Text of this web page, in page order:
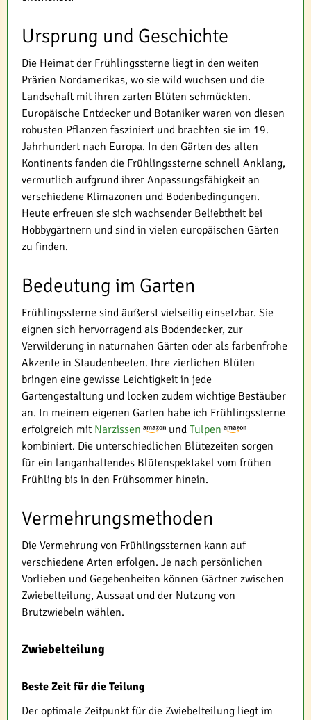
Ursprung und Geschichte
Die Heimat der Frühlingssterne liegt in den weiten
Prärien Nordamerikas, wo sie wild wuchsen und die
Landschaft mit ihren zarten Blüten schmückten.
Europäische Entdecker und Botaniker waren von diesen
robusten Pflanzen fasziniert und brachten sie im 19.
Jahrhundert nach Europa. In den Gärten des alten
Kontinents fanden die Frühlingssterne schnell Anklang,
vermutlich aufgrund ihrer Anpassungsfähigkeit an
verschiedene Klimazonen und Bodenbedingungen.
Heute erfreuen sie sich wachsender Beliebtheit bei
Hobbygärtnern und sind in vielen europäischen Gärten
zu finden.
Bedeutung im Garten
Frühlingssterne sind äußerst vielseitig einsetzbar. Sie
eignen sich hervorragend als Bodendecker, zur
Verwilderung in naturnahen Gärten oder als farbenfrohe
Akzente in Staudenbeeten. Ihre zierlichen Blüten
bringen eine gewisse Leichtigkeit in jede
Gartengestaltung und locken zudem wichtige Bestäuber
an. In meinem eigenen Garten habe ich Frühlingssterne
erfolgreich mit Narzissen und Tulpen
kombiniert. Die unterschiedlichen Blütezeiten sorgen
für ein langanhaltendes Blütenspektakel vom frühen
Frühling bis in den Frühsommer hinein.
Vermehrungsmethoden
Die Vermehrung von Frühlingssternen kann auf
verschiedene Arten erfolgen. Je nach persönlichen
Vorlieben und Gegebenheiten können Gärtner zwischen
Zwiebelteilung, Aussaat und der Nutzung von
Brutzwiebeln wählen.
Zwiebelteilung
Beste Zeit für die Teilung
Der optimale Zeitpunkt für die Zwiebelteilung liegt im